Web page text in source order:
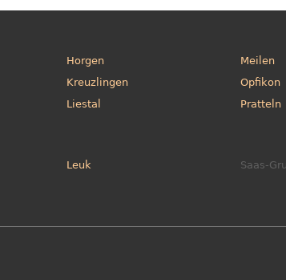
Horgen
Kreuzlingen
Liestal
Meilen
Opfikon
Pratteln
Leuk Saas-